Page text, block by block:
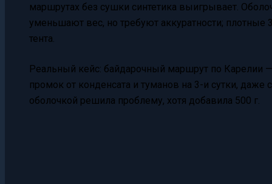
маршрутах без сушки синтетика выигрывает.
уменьшают вес, но требуют аккуратности; плотные
тента.
Реальный кейс: байдарочный маршрут по Карелии
промок от конденсата и туманов на 3-и сутки, даже
оболочкой решила проблему, хотя добавила 500 г.